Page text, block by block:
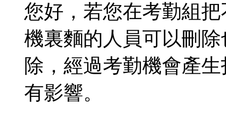
您好，若您在考勤組
機裏麵的人員可以刪
除，經過考勤機會產
有影響。